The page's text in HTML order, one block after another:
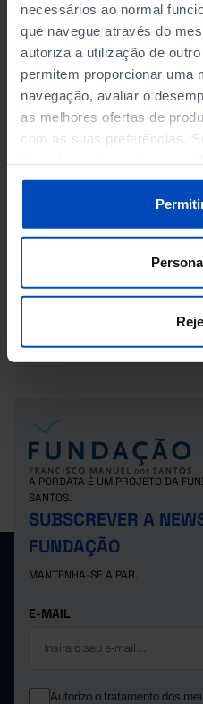
necessários ao normal
que navegue através do
autoriza a utilização de
permitem proporcionar uma
navegação, avaliar o
as melhores ofertas de
com as suas preferências.
sobre cookies através da
Política de Cookies.
DEMOGRAFIA DAS
NASCIMENTOS POR
MORTES POR ATIVIDADE
EMPRESAS
MORTES DE EMPRESAS
TAXA DE NATALIDADE POR
TAXA DE MORTALIDADE
TAXA DE SOBREVIVÊNCIA
A PORDATA É UM PROJETO DA
SANTOS.
SUBSCREVER A
FUNDAÇÃO
MANTENHA-SE A PAR.
E-MAIL
Autorizo o tratamento dos